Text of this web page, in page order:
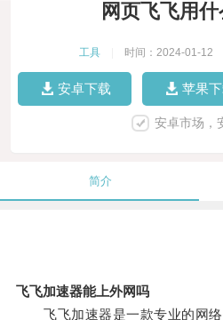
网页飞飞用
工具 时间：2024-01-12
安卓下载 苹果
安卓市场，
简介
飞飞加速器能上外网吗
飞飞加速器是一款专业的网络